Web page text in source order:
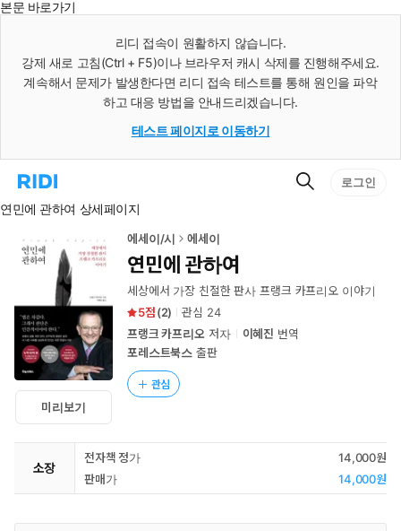
본문 바로가기
리디 접속이 원활하지 않습니다.
강제 새로 고침(Ctrl + F5)이나 브라우저 캐시 삭제를 진행해주세요.
계속해서 문제가 발생한다면 리디 접속 테스트를 통해 원인을 파악
하고 대응 방법을 안내드리겠습니다.
테스트 페이지로 이동하기
리
홈
로
이
동
검
로그인
연민에 관하여 상세페이지
미리보기
에세이/시 에세이
연민에 관하여
세상에서 가장 친절한 판사 프랭크 카프리오 이야기
5
(2) 관심 24
프랭크 카프리오저자 이혜진 번역
포레스트북스 출판
관심
소장
전자책 정가
14,000원
판매가
14,000원